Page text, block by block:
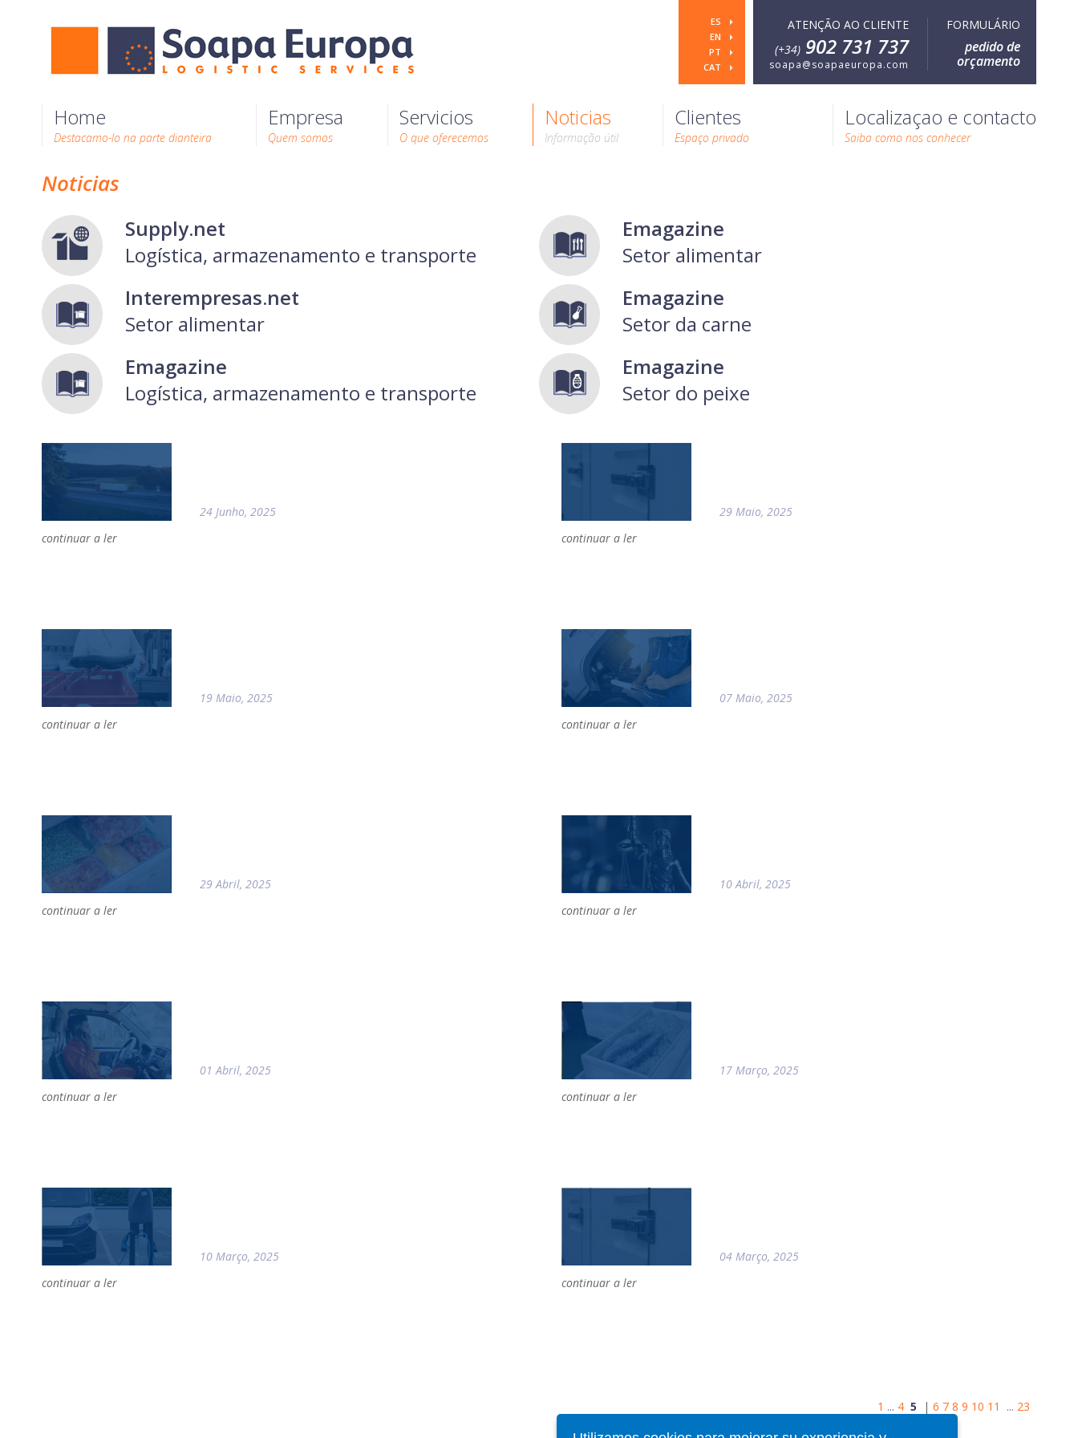
ATENÇÃO AO CLIENTE
(+34) 902 731 737
soapa@soapaeuropa.com
FORMULÁRIO
pedido de
orçamento
ES
EN
PT
CAT
Home
Destacamo-lo na parte dianteira
Empresa
Quem somos
Servicios
O que oferecemos
Noticias
Informação útil
Clientes
Espaço privado
Localizaçao e contacto
Saiba como nos conhecer
Noticias
Supply.net
Logística, armazenamento e transporte
Emagazine
Setor alimentar
Interempresas.net
Setor alimentar
Emagazine
Setor da carne
Emagazine
Logística, armazenamento e transporte
Emagazine
Setor do peixe
24 Junho, 2025
continuar a ler
29 Maio, 2025
continuar a ler
19 Maio, 2025
continuar a ler
07 Maio, 2025
continuar a ler
29 Abril, 2025
continuar a ler
10 Abril, 2025
continuar a ler
01 Abril, 2025
continuar a ler
17 Março, 2025
continuar a ler
10 Março, 2025
continuar a ler
04 Março, 2025
continuar a ler
1 ... 4 5 | 6 7 8 9 10 11 ... 23